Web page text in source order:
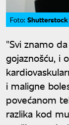
Foto: Shutterstock
"Svi znamo
gojaznošću, i
i maligne
povećanom
razlika kod